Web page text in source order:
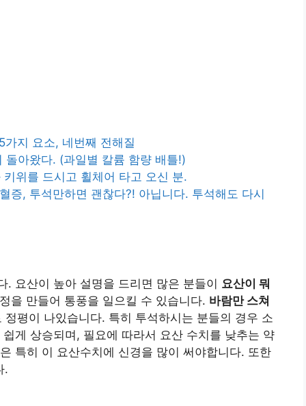
지 요소, 네번째 전해질
아왔다. (과일별 칼륨 함량 배틀!)
위를 드시고 휠체어 타고 오신 분.
증, 투석만하면 괜찮다?! 아닙니다. 투석해도 다시
. 요산이 높아 설명을 드리면 많은 분들이 요산이 뭐
을 만들어 통풍을 일으킬 수 있습니다. 바람만 스쳐
평이 나있습니다. 특히 투석하시는 분들의 경우 소
게 상승되며, 필요에 따라서 요산 수치를 낮추는 약
특히 이 요산수치에 신경을 많이 써야합니다. 또한
.